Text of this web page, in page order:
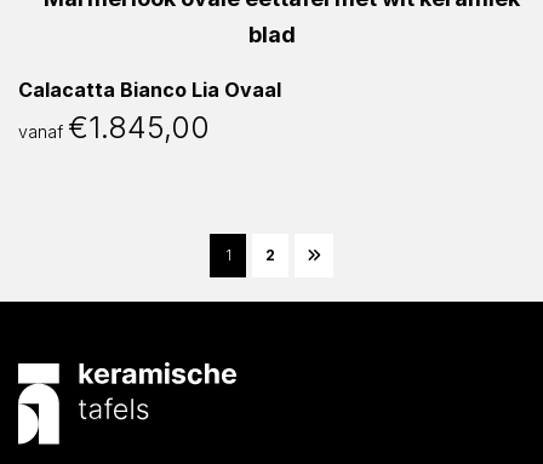
Calacatta Bianco Lia Ovaal
vanaf €1.845,00
1 2